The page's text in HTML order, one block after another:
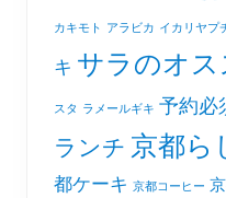
カキモト アラビカ イカリヤプ
キ サラのオス
スタ ラメールギキ 予約必
ランチ 京都ら
都ケーキ 京都コーヒー